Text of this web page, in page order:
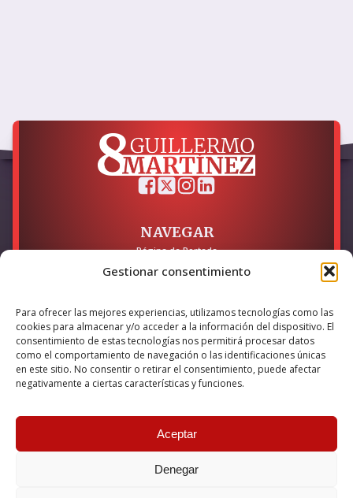
Gestionar consentimiento
Para ofrecer las mejores experiencias, utilizamos tecnologías como las
cookies para almacenar y/o acceder a la información del dispositivo. El
consentimiento de estas tecnologías nos permitirá procesar datos
como el comportamiento de navegación o las identificaciones únicas
en este sitio. No consentir o retirar el consentimiento, puede afectar
negativamente a ciertas características y funciones.
Aceptar
Denegar
NAVEGAR
Página de Portada
LEGAL
Política de Privacidad
Política de Cookies
Accesibilidad
Esta empresa ha sido beneficiaria del bono Kit Digital y lo ha
internet, financiado por la Unión Europea – NextGeneration EU
© 2026 Guillermo Martínez | Todos los derechos reservados |